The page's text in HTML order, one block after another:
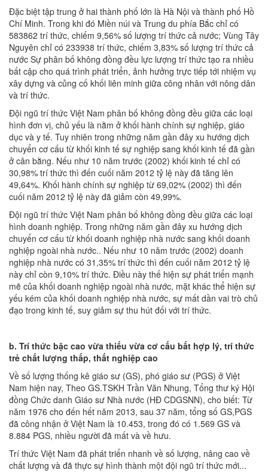
Đặc biệt tập trung ở hai thành phố lớn là Hà Nội và thành phố Hồ
Chí Minh. Trong khi đó Miền núi và Trung du phía Bắc chỉ có
583862 trí thức, chiếm 9,56% số lượng trí thức cả nước; Vùng Tây
Nguyên chỉ có 233938 trí thức, chiếm 3,83% số lượng trí thức cả
nước Sự phân bố không đồng đều lực lượng trí thức tạo ra nhiều
bất cập cho quá trình phát triển, ảnh hưởng trực tiếp tới nhiệm vụ
xây dựng và củng cố khối liên minh giữa công nhân với nông dân
và trí thức.
Đội ngũ trí thức Việt Nam phân bố không đồng đều giữa các loại
hình đơn vị, chủ yếu là nằm ở khối hành chính sự nghiệp, giáo
dục và y tế. Tuy nhiên trong những năm gần đây xu hướng dịch
chuyển cơ cấu từ khối kinh tế sự nghiệp sang khối kinh tế đã gần
ở cân bằng. Nếu như 10 năm trước (2002) khối kinh tế chỉ có
30,98% trí thức thì đến cuối năm 2012 tỷ lệ này đã tăng lên
49,64%. Khối hành chính sự nghiệp từ 69,02% (2002) thì đến
cuối năm 2012 tỷ lệ này đã giảm còn 49,99%.
Đội ngũ trí thức Việt Nam phân bố không đồng đều giữa các loại
hình doanh nghiệp. Trong những năm gần đây xu hướng dịch
chuyển cơ cấu từ khối doanh nghiệp nhà nước sang khối doanh
nghiệp ngoài nhà nước.. Nếu như 10 năm trước (2002) doanh
nghiệp nhà nước có 31,35% trí thức thì đến cuối năm 2012 tỷ lệ
này chỉ còn 9,10% trí thức. Điều này thế hiện sự phát triển mạnh
mẽ của khối doanh nghiệp ngoài nhà nước, mặt khác thể hiện sự
yếu kém của khối doanh nghiệp nhà nước, sự mất dần vai trò chủ
đạo trong kinh tế, suy giảm sự thu hút đối với trí thức.
b. Trí thức bậc cao vừa thiếu vừa cơ cấu bất hợp lý, trí thức
trẻ chất lượng thấp, thất nghiệp cao
Về số lượng thống kê giáo sư (GS), phó giáo sư (PGS) ở Việt
Nam hiện nay, Theo GS.TSKH Trần Văn Nhung, Tổng thư ký Hội
đồng Chức danh Giáo sư Nhà nước (HĐ CDGSNN), cho biết: Từ
năm 1976 cho đến hết năm 2013, sau 37 năm, tổng số GS,PGS
đã công nhận ở Việt Nam là 10.453, trong đó có 1.569 GS và
8.884 PGS, nhiều người đã mất và về hưu.
Trí thức Việt Nam đã phát triển nhanh về số lượng, nâng cao về
chất lượng và đã thực sự hình thành một đội ngũ trí thức mới...